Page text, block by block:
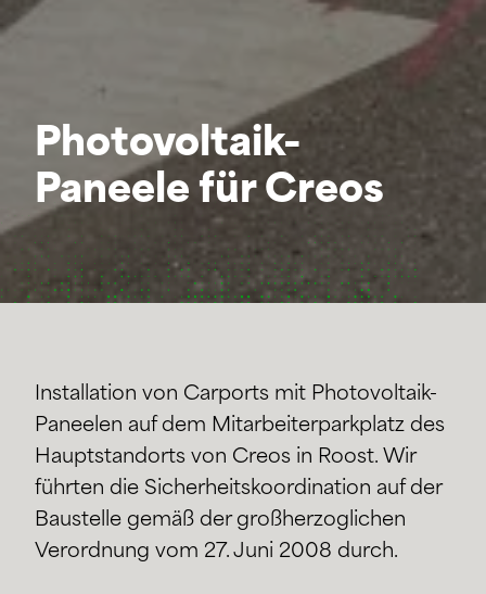
Photovoltaik-
Paneele für Creos
Installation von Carports mit Photovoltaik-
Paneelen auf dem Mitarbeiterparkplatz des
Hauptstandorts von Creos in Roost. Wir
führten die Sicherheitskoordination auf der
Baustelle gemäß der großherzoglichen
Verordnung vom 27. Juni 2008 durch.